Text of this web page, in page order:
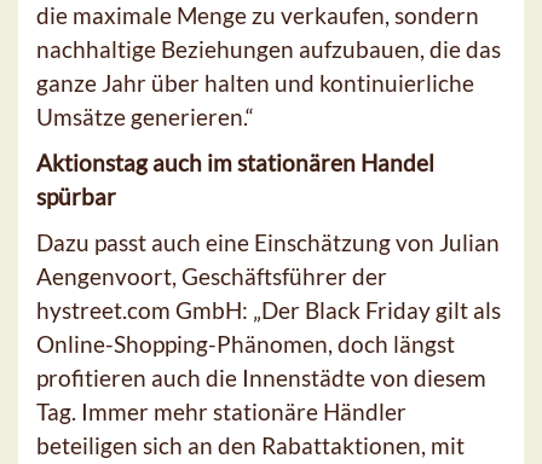
die maximale Menge zu verkaufen, sondern
nachhaltige Beziehungen aufzubauen, die das
ganze Jahr über halten und kontinuierliche
Umsätze generieren.“
Aktionstag auch im stationären Handel
spürbar
Dazu passt auch eine Einschätzung von Julian
Aengenvoort, Geschäftsführer der
hystreet.com GmbH: „Der Black Friday gilt als
Online-Shopping-Phänomen, doch längst
profitieren auch die Innenstädte von diesem
Tag. Immer mehr stationäre Händler
beteiligen sich an den Rabattaktionen, mit